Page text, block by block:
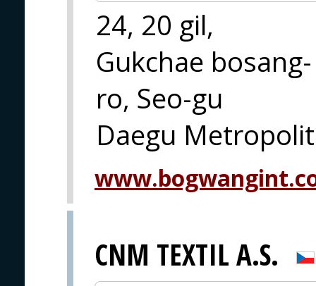
24, 20 gil,
Gukchae bosang-
ro, Seo-gu
Daegu
CNM TEXTIL A.S.